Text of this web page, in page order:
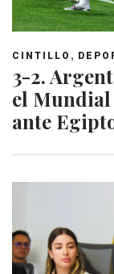
CINTILLO ,
3-2.
el Mundial
ante